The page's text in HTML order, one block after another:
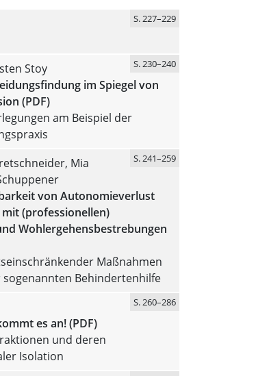
S. 227–229
Stoy
S. 230–240
im Spiegel von
(PDF)
am Beispiel der
Mia
S. 241–259
von Autonomieverlust
(professionellen)
Wohlergehensbestrebungen
Maßnahmen
Behindertenhilfe
S. 260–286
es an! (PDF)
und deren
Isolation